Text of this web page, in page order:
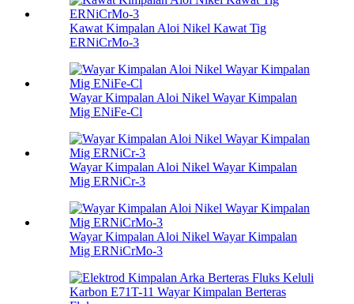
Kawat Kimpalan Aloi Nikel Kawat Tig
ERNiCrMo-3
Wayar Kimpalan Aloi Nikel Wayar Kimpalan
Mig ENiFe-Cl
Wayar Kimpalan Aloi Nikel Wayar Kimpalan
Mig ERNiCr-3
Wayar Kimpalan Aloi Nikel Wayar Kimpalan
Mig ERNiCrMo-3